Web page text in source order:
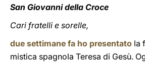
San Giovanni della Croce
Cari fratelli e sorelle,
due settimane fa ho presentato la
mistica spagnola Teresa di Gesù.